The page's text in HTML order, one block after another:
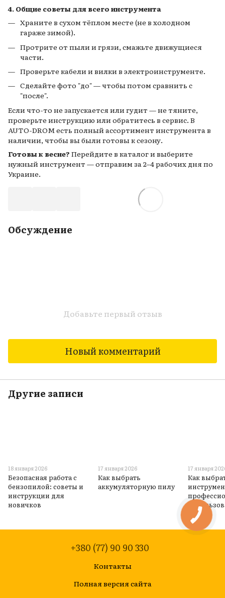
4. Общие советы для всего инструмента
Храните в сухом тёплом месте (не в холодном
гараже зимой).
Протрите от пыли и грязи, смажьте движущиеся
части.
Проверьте кабели и вилки в электроинструменте.
Сделайте фото "до" — чтобы потом сравнить с
"после".
Если что-то не запускается или гудит — не тяните,
проверьте инструкцию или обратитесь в сервис. В
AUTO-DROM есть полный ассортимент инструмента в
наличии, чтобы вы были готовы к сезону.
Готовы к весне? Перейдите в каталог и выберите
нужный инструмент — отправим за 2–4 рабочих дня по
Украине.
Обсуждение
Добавьте первый отзыв
Новый комментарий
Другие записи
18 января 2026
Безопасная работа с
бензопилой: советы и
инструкции для
новичков
17 января 2026
Как выбрать
аккумуляторную пилу
17 января
Как
+380 (77) 90 90 330
Контакты
Полная версия сайта